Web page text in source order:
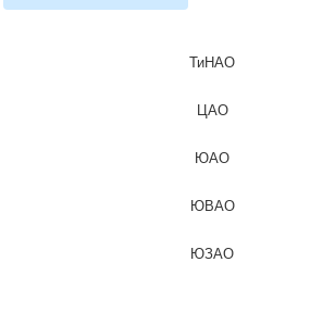
ТиНАО
ЦАО
ЮАО
ЮВАО
ЮЗАО